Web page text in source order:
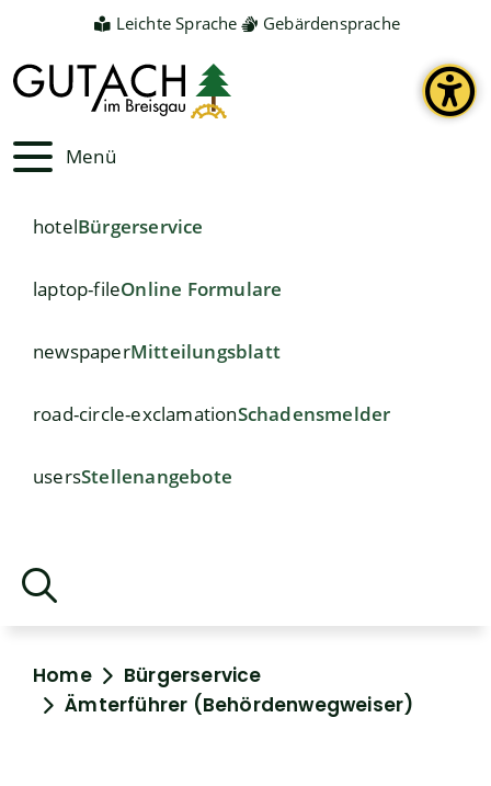
Leichte Sprache Gebärdensprache
Menü
hotelBürgerservice
laptop-fileOnline Formulare
newspaperMitteilungsblatt
road-circle-exclamationSchadensmelder
usersStellenangebote
Home
Bürgerservice
Ämterführer (Behördenwegweiser)